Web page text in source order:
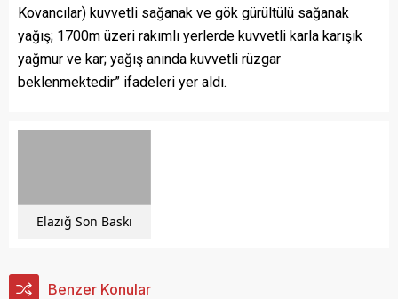
Kovancılar) kuvvetli sağanak ve gök gürültülü sağanak
yağış; 1700m üzeri rakımlı yerlerde kuvvetli karla karışık
yağmur ve kar; yağış anında kuvvetli rüzgar
beklenmektedir” ifadeleri yer aldı.
Elazığ Son Baskı
Benzer Konular